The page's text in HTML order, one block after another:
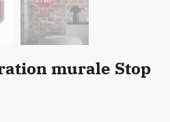
murale Stop